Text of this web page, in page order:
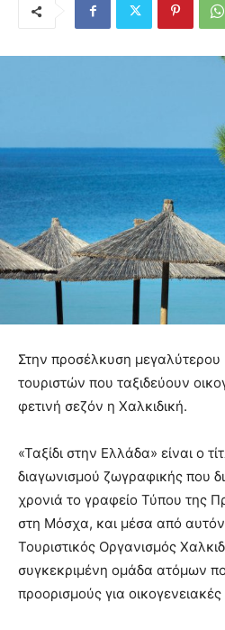
Στην προσέλκυση μεγαλύτερου
τουριστών που ταξιδεύουν
φετινή σεζόν η Χαλκιδική.
«Ταξίδι στην Ελλάδα» είναι ο
διαγωνισμού ζωγραφικής που
χρονιά το γραφείο Τύπου της
στη Μόσχα, και μέσα από
Τουριστικός Οργανισμός
συγκεκριμένη ομάδα ατόμων
προορισμούς για